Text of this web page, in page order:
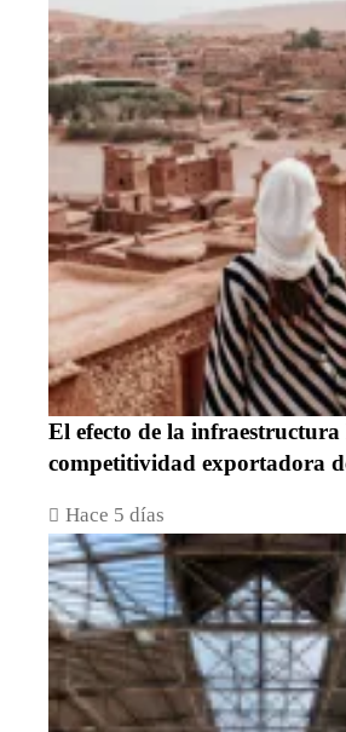
El efecto de la infraestructura
competitividad exportadora
Hace 5 días